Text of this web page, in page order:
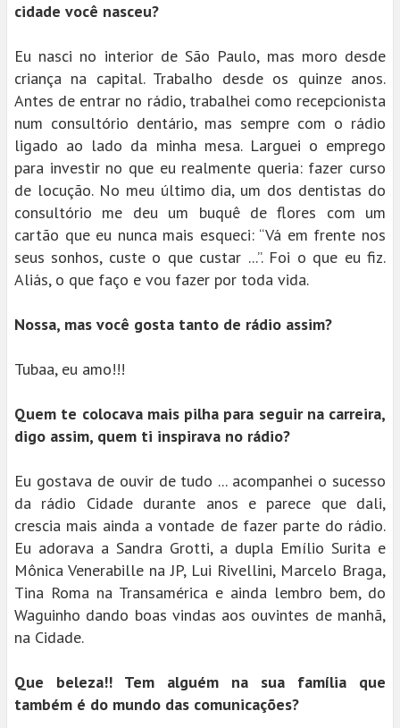
cidade você nasceu?
Eu nasci no interior de São Paulo, mas moro desde
criança na capital. Trabalho desde os quinze anos.
Antes de entrar no rádio, trabalhei como recepcionista
num consultório dentário, mas sempre com o rádio
ligado ao lado da minha mesa. Larguei o emprego
para investir no que eu realmente queria: fazer curso
de locução. No meu último dia, um dos dentistas do
consultório me deu um buquê de flores com um
cartão que eu nunca mais esqueci: “Vá em frente nos
seus sonhos, custe o que custar ...”. Foi o que eu fiz.
Aliás, o que faço e vou fazer por toda vida.
Nossa, mas você gosta tanto de rádio assim?
Tubaa, eu amo!!!
Quem te colocava mais pilha para seguir na carreira,
digo assim, quem ti inspirava no rádio?
Eu gostava de ouvir de tudo ... acompanhei o sucesso
da rádio Cidade durante anos e parece que dali,
crescia mais ainda a vontade de fazer parte do rádio.
Eu adorava a Sandra Grotti, a dupla Emílio Surita e
Mônica Venerabille na JP, Lui Rivellini, Marcelo Braga,
Tina Roma na Transamérica e ainda lembro bem, do
Waguinho dando boas vindas aos ouvintes de manhã,
na Cidade.
Que beleza!! Tem alguém na sua família que
também é do mundo das comunicações?